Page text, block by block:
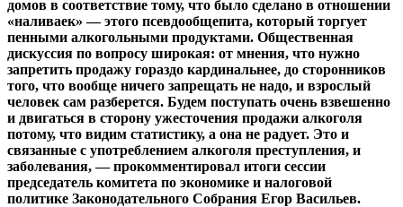
домов в соответствие тому, что было сделано в отношении
«наливаек» — этого псевдообщепита, который торгует
пенными алкогольными продуктами. Общественная
дискуссия по вопросу широкая: от мнения, что нужно
запретить продажу гораздо кардинальнее, до сторонников
того, что вообще ничего запрещать не надо, и взрослый
человек сам разберется. Будем поступать очень взвешенно
и двигаться в сторону ужесточения продажи алкоголя
потому, что видим статистику, а она не радует. Это и
связанные с употреблением алкоголя преступления, и
заболевания, — прокомментировал итоги сессии
председатель комитета по экономике и налоговой
политике Законодательного Собрания Егор Васильев.